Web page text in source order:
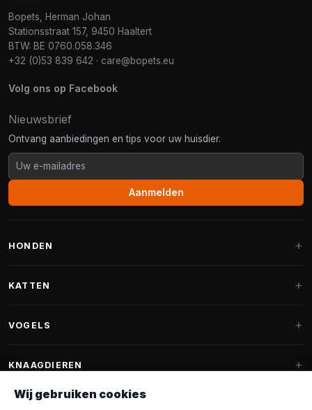
Bopets, Herman Johan
Stationsstraat 157, 9450 Haaltert
BTW: BE 0760.058.346
+32 (0)53 839 642 · care@bopets.eu
Volg ons op Facebook
Nieuwsbrief
Ontvang aanbiedingen en tips voor uw huisdier.
Aanmelden
HONDEN
Fantail hondenmanden
KATTEN
Krabpalen voor Maine Coon
Krabpaal onderdelen
VOGELS
KNAAGDIEREN
Konijnenvoer
Wij gebruiken cookies